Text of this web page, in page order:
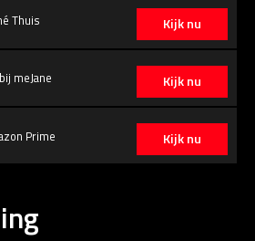
Kijk nu
Thuis
Kijk nu
meJane
Kijk nu
Prime